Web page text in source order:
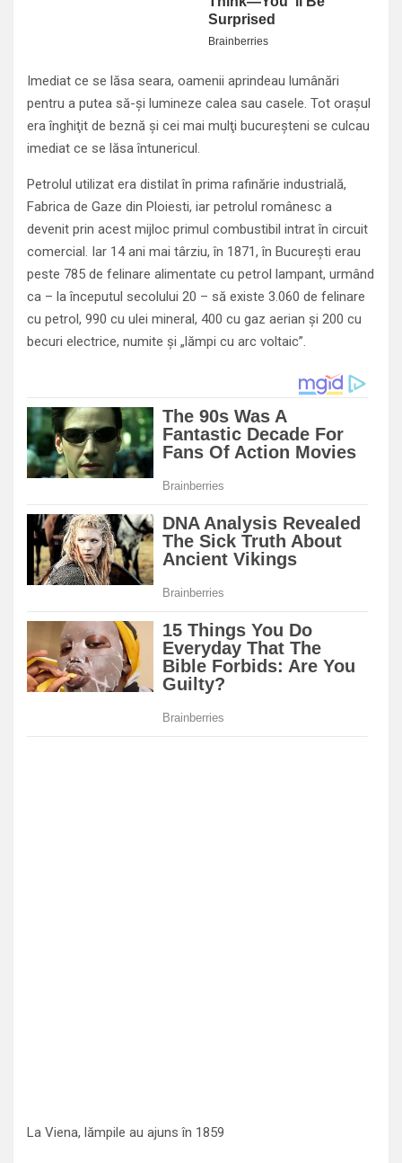
Imediat ce se lăsa seara, oamenii aprindeau lumânări
pentru a putea să-şi lumineze calea sau casele. Tot oraşul
era înghiţit de beznă şi cei mai mulţi bucureşteni se culcau
imediat ce se lăsa întunericul.
Petrolul utilizat era distilat în prima rafinărie industrială,
Fabrica de Gaze din Ploiesti, iar petrolul românesc a
devenit prin acest mijloc primul combustibil intrat în circuit
comercial. Iar 14 ani mai târziu, în 1871, în Bucureşti erau
peste 785 de felinare alimentate cu petrol lampant, urmând
ca – la începutul secolului 20 – să existe 3.060 de felinare
cu petrol, 990 cu ulei mineral, 400 cu gaz aerian şi 200 cu
becuri electrice, numite şi „lămpi cu arc voltaic”.
La Viena, lămpile au ajuns în 1859